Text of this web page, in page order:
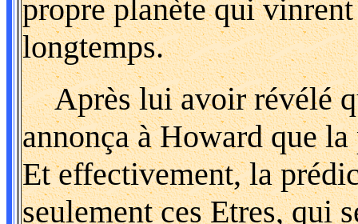
propre planète qui
longtemps.
Après lui avoir révélé
annonça à Howard que
Et effectivement, la
seulement ces Etres, qui